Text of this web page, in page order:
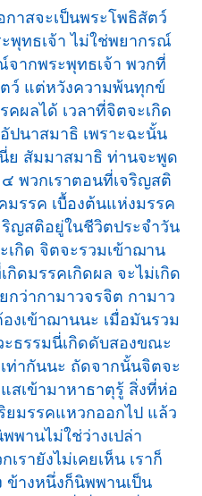
าสจะเป็นพระโพธิสัตว์
พุทธเจ้า ไม่ใช่พยากรณ์
ากพระพุทธเจ้า พวกที่
ว์ แต่หวังความพ้นทุกข์
ผลได้ เวลาที่จิตจะเกิด
ปนาสมาธิ เพราะฉะนั้น
ย สัมมาสมาธิ ท่านจะพูด
พวกเราตอนที่เจริญสติ
มรรค เบื้องต้นแห่งมรรค
ริญสติอยู่ในชีวิตประจำวัน
เกิด จิตจะรวมเข้าฌาน
ดมรรคเกิดผล จะไม่เกิด
กว่ากามาวจรจิต กามาว
งเข้าฌานนะ เมื่อมันรวม
ะธรรมนี่เกิดดับสองขณะ
ากันนะ ถัดจากนั้นจิตจะ
สเข้ามาหาธาตุรู้ สิ่งที่ห่อ
มรรคแหวกออกไป แล้ว
พานไม่ใช่ว่างเปล่า
รายังไม่เคยเห็น เราก็
ข้างหนึ่งก็นิพพานเป็น